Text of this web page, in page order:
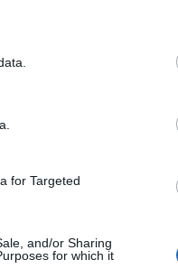
for Targeted
and/or Sharing
for which it
kiadásokat